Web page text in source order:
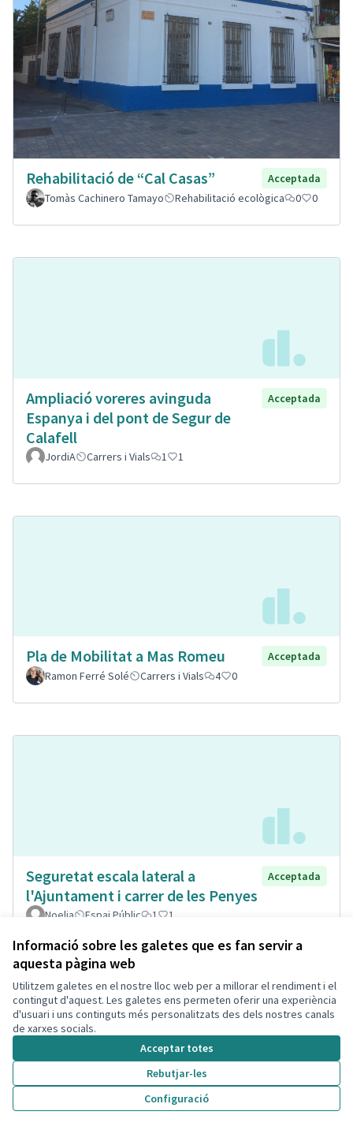
Informació sobre les galetes que es fan servir a
aquesta pàgina web
Utilitzem galetes en el nostre lloc web per a millorar el rendiment i el
contingut d'aquest. Les galetes ens permeten oferir una experiència
d'usuari i uns continguts més personalitzats des dels nostres canals
de xarxes socials.
Acceptar totes
Rebutjar-les
Configuració
Rehabilitació de “Cal Casas”
Acceptada
Tomàs Cachinero Tamayo
Rehabilitació ecològica 0 0
Ampliació voreres avinguda
Espanya i del pont de Segur de
Calafell
Acceptada
JordiA Carrers i Vials 1 1
Pla de Mobilitat a Mas Romeu
Acceptada
Ramon Ferré Solé
Carrers i Vials 4 0
Seguretat escala lateral a
l'Ajuntament i carrer de les Penyes
Acceptada
Noelia Espai Públic 1 1
Museïtzació casa passatge Sant
Acceptada